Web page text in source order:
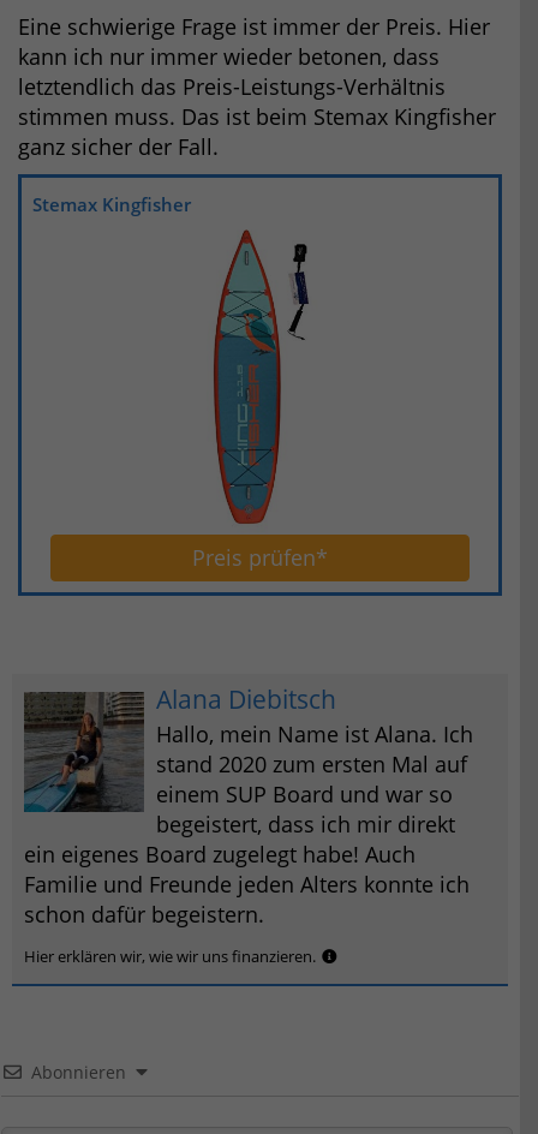
Eine schwierige Frage ist immer der Preis. Hier
kann ich nur immer wieder betonen, dass
letztendlich das Preis-Leistungs-Verhältnis
stimmen muss. Das ist beim Stemax Kingfisher
ganz sicher der Fall.
Stemax Kingfisher
Preis prüfen*
Alana Diebitsch
Hallo, mein Name ist Alana. Ich
stand 2020 zum ersten Mal auf
einem SUP Board und war so
begeistert, dass ich mir direkt
ein eigenes Board zugelegt habe! Auch
Familie und Freunde jeden Alters konnte ich
schon dafür begeistern.
Hier erklären wir, wie wir uns finanzieren.
Abonnieren